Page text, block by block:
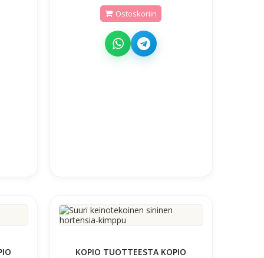
Ostoskoriin
KOPIO TUOTTEESTA KOPIO